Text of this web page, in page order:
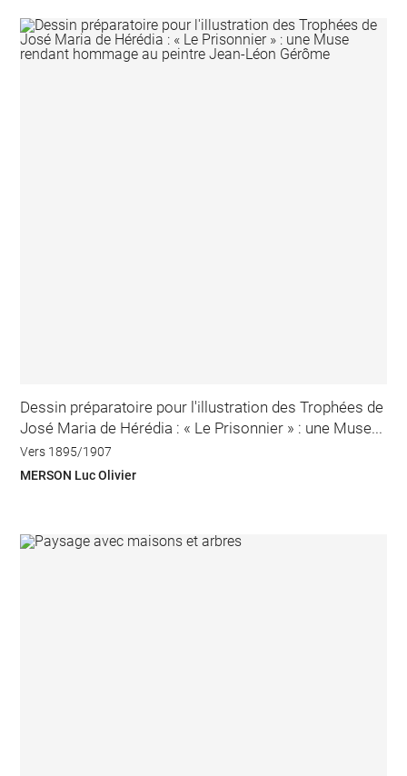
Dessin préparatoire pour l'illustration des Trophées de
José Maria de Hérédia : « Le Prisonnier » : une Muse...
Vers 1895/1907
MERSON Luc Olivier